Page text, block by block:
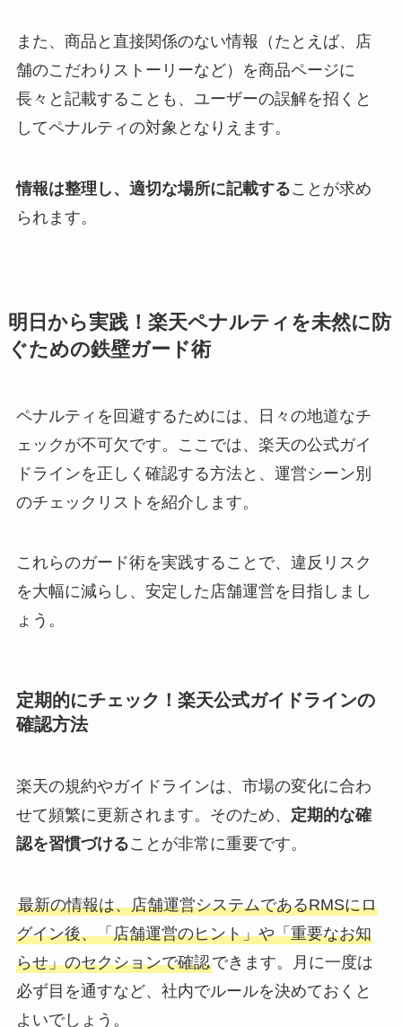
また、商品と直接関係のない情報（たとえば、店
舗のこだわりストーリーなど）を商品ページに
長々と記載することも、ユーザーの誤解を招くと
してペナルティの対象となりえます。
情報は整理し、適切な場所に記載することが求め
られます。
明日から実践！楽天ペナルティを未然に防
ぐための鉄壁ガード術
ペナルティを回避するためには、日々の地道なチ
ェックが不可欠です。ここでは、楽天の公式ガイ
ドラインを正しく確認する方法と、運営シーン別
のチェックリストを紹介します。
これらのガード術を実践することで、違反リスク
を大幅に減らし、安定した店舗運営を目指しまし
ょう。
定期的にチェック！楽天公式ガイドラインの
確認方法
楽天の規約やガイドラインは、市場の変化に合わ
せて頻繁に更新されます。そのため、 定期的な確
認を習慣づけることが非常に重要です。
最新の情報は、店舗運営システムであるRMSにロ
グイン後、「店舗運営のヒント」や「重要なお知
らせ」のセクションで確認できます。月に一度は
必ず目を通すなど、社内でルールを決めておくと
よいでしょう。